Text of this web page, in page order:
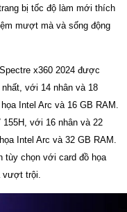
bị tốc độ làm mới thích
mượt mà và sống động
x360 2024 được
với 14 nhân và 18
Intel Arc và 16 GB RAM.
với 16 nhân và 22
Intel Arc và 32 GB RAM.
tùy chọn với card đồ họa
vượt trội.